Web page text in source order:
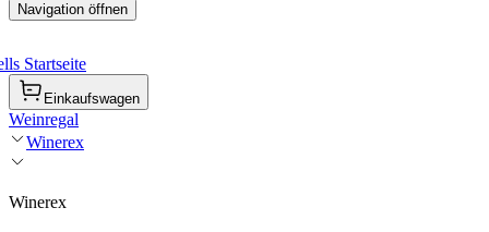
Navigation öffnen
Startseite
Einkaufswagen
Weinregal
Winerex
Winerex